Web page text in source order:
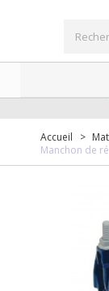
Accueil >
Manchon de